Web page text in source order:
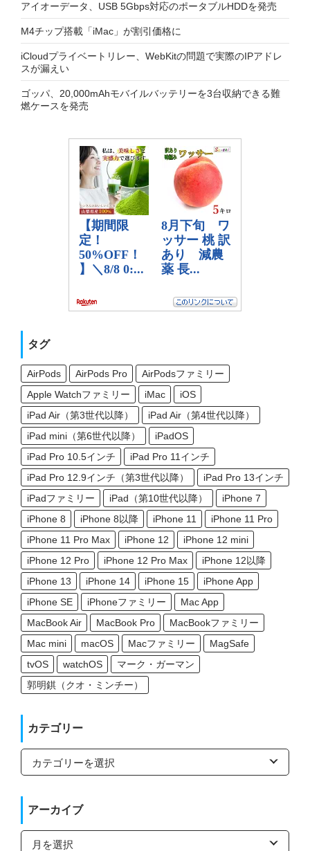
アイオーデータ、USB 5Gbps対応のポータブルHDDを発売
M4チップ搭載「iMac」が割引価格に
iCloudプライベートリレー、WebKitの問題で実際のIPアドレ
スが漏えい
ゴッパ、20,000mAhモバイルバッテリーを3台収納できる難
燃ケースを発売
タグ
AirPods AirPods Pro
AirPodsファミリー
Apple Watchファミリー
iMac
iOS
iPad Air（第3世代以降）
iPad Air（第4世代以降）
iPad mini（第6世代以降）
iPadOS
iPad Pro 10.5インチ
iPad Pro 11インチ
iPad Pro 12.9インチ（第3世代以降）
iPad Pro 13インチ
iPadファミリー
iPad（第10世代以降）
iPhone 7
iPhone 8
iPhone 8以降 iPhone 11
iPhone 11 Pro
iPhone 11 Pro Max
iPhone 12
iPhone 12 mini
iPhone 12 Pro
iPhone 12 Pro Max
iPhone 12以降
iPhone 13
iPhone 14 iPhone 15
iPhone App
iPhone SE
iPhoneファミリー
Mac App
MacBook Air
MacBook Pro
MacBookファミリー
Mac mini
macOS Macファミリー
MagSafe
tvOS
watchOS
マーク・ガーマン
郭明錤（クオ・ミンチー）
カテゴリー
カ
ゴ
ー
アーカイブ
ア